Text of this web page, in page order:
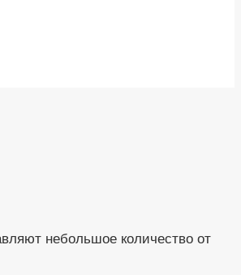
небольшое количество от